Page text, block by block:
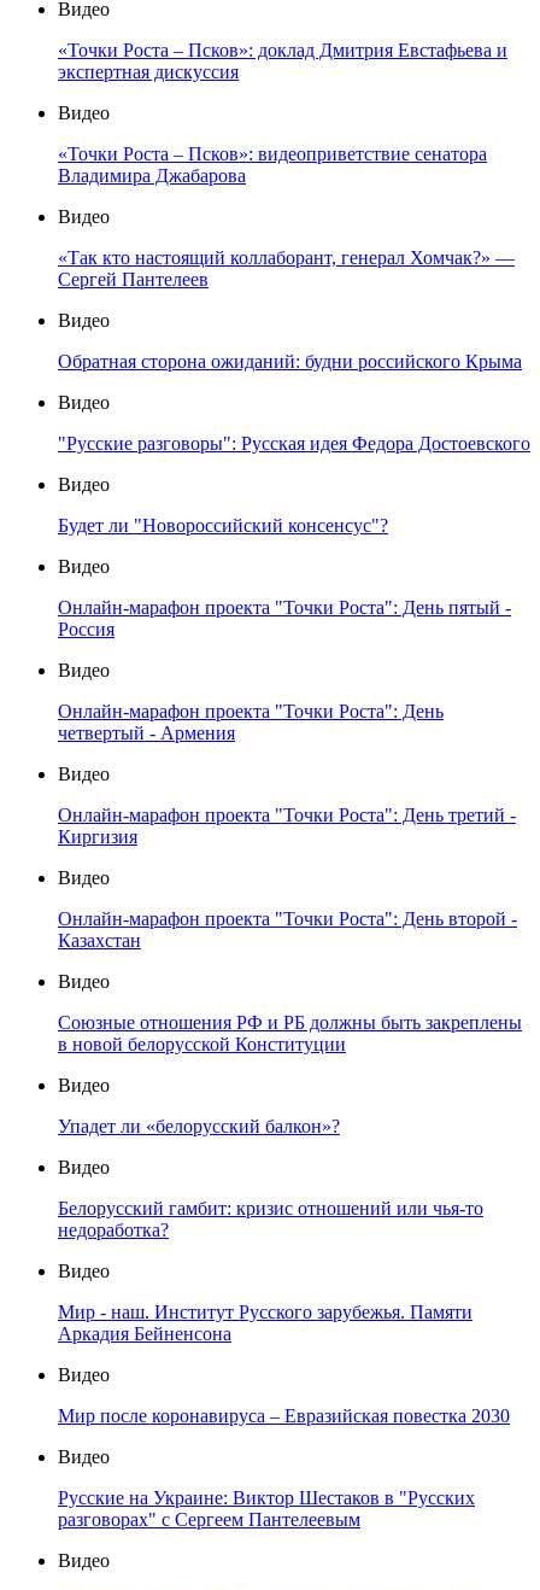
Видео
«Точки Роста – Псков»: доклад Дмитрия Евстафьева и
экспертная дискуссия
Видео
«Точки Роста – Псков»: видеоприветствие сенатора
Владимира Джабарова
Видео
«Так кто настоящий коллаборант, генерал Хомчак?» —
Сергей Пантелеев
Видео
Обратная сторона ожиданий: будни российского Крыма
Видео
"Русские разговоры": Русская идея Федора Достоевского
Видео
Будет ли "Новороссийский консенсус"?
Видео
Онлайн-марафон проекта "Точки Роста": День пятый -
Россия
Видео
Онлайн-марафон проекта "Точки Роста": День
четвертый - Армения
Видео
Онлайн-марафон проекта "Точки Роста": День третий -
Киргизия
Видео
Онлайн-марафон проекта "Точки Роста": День второй -
Казахстан
Видео
Союзные отношения РФ и РБ должны быть закреплены
в новой белорусской Конституции
Видео
Упадет ли «белорусский балкон»?
Видео
Белорусский гамбит: кризис отношений или чья-то
недоработка?
Видео
Мир - наш. Институт Русского зарубежья. Памяти
Аркадия Бейненсона
Видео
Мир после коронавируса – Евразийская повестка 2030
Видео
Русские на Украине: Виктор Шестаков в "Русских
разговорах" с Сергеем Пантелеевым
Видео